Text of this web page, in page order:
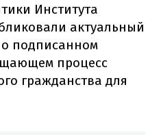
Института
актуальный
подписанном
процесс
гражданства для